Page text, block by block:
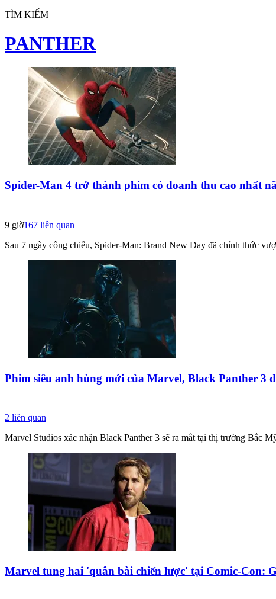
TÌM KIẾM
PANTHER
Spider-Man 4 trở thành phim có doanh thu cao nhất
9 giờ167 liên quan
Sau 7 ngày công chiếu, Spider-Man: Brand New Day đã chính thức
Phim siêu anh hùng mới của Marvel, Black Panther 3
2 liên quan
Marvel Studios xác nhận Black Panther 3 sẽ ra mắt tại thị trường Bắc
Marvel tung hai 'quân bài chiến lược' tại Comic-Con: